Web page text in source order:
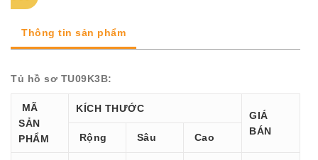
Thông tin sản phẩm
Tủ hồ sơ TU09K3B:
MÃ
SẢN
PHẨM
KÍCH THƯỚC
GIÁ
BÁN
Rộng Sâu Cao